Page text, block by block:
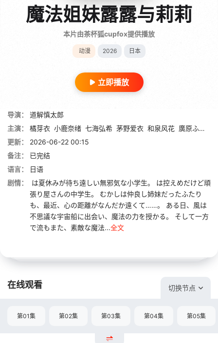
魔法姐妹露露与莉莉
本片由茶杯狐cupfox提供播放
动漫 2026 日本
立即播放
导演：
道解慎太郎
主演：
橘芽衣 小鹿奈绪 七海弘希 茅野爱衣 和泉风花 廣原ふう
更新：
2026-06-22 00:15
备注：
已完结
语言：
日语
剧情：
は夏休みが待ち遠しい無邪気な小学生。 は控えめだけど頑
張り屋さんの中学生。 むかしは仲良し姉妹だったふたり
も、最近、心の距離がなんだか遠くて……。 ある日、風は
不思議な宇宙船に出会い、魔法の力を授かる。 そして一方
で流もまた、素敵な魔法...全文
在线观看 切换节点
第01集 第02集 第03集 第04集 第05集